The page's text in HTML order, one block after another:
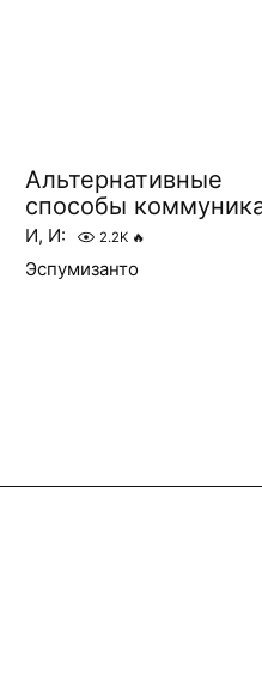
Альтернативные
способы
И, И: 2.2K 🔥
Эспумизанто